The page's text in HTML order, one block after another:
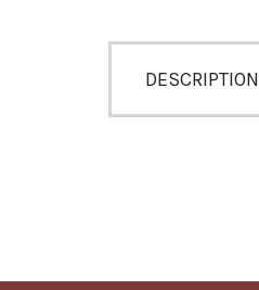
DESCRIPTION